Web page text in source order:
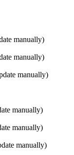
manually)
manually)
manually)
manually)
manually)
manually)